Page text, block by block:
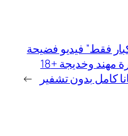
فقط” فيديو فضيحة
سارة مهند وخديجة +18
كامل بدون تشفير
→